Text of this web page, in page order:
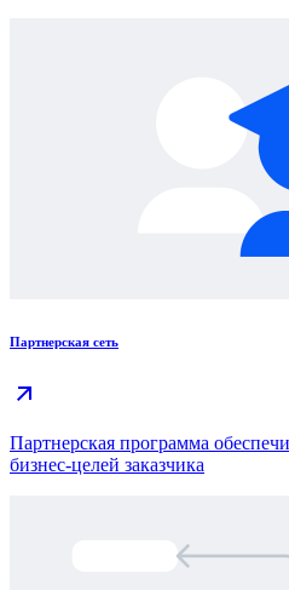
Партнерская сеть
Партнерская программа
бизнес-целей заказчика